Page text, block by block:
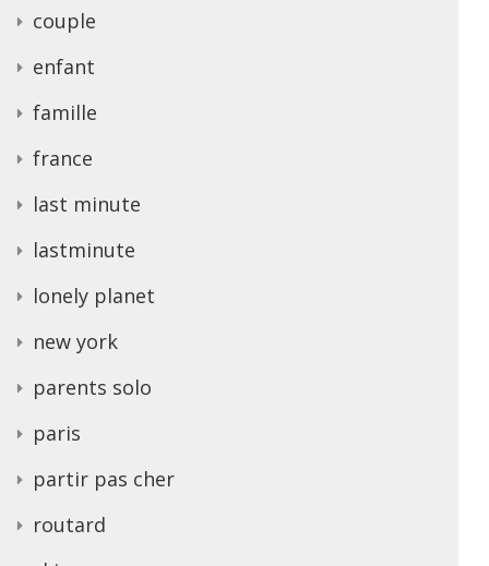
couple
enfant
famille
france
last minute
lastminute
lonely planet
new york
parents solo
paris
partir pas cher
routard